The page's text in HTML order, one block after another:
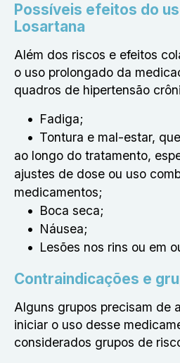
Possíveis efeitos do
Losartana
Além dos riscos e efeitos
o uso prolongado da
quadros de hipertensão
Fadiga;
Tontura e mal-estar,
ao longo do tratamento,
ajustes de dose ou uso
medicamentos;
Boca seca;
Náusea;
Lesões nos rins ou em
Contraindicações e
Alguns grupos precisam de
iniciar o uso desse
considerados grupos de